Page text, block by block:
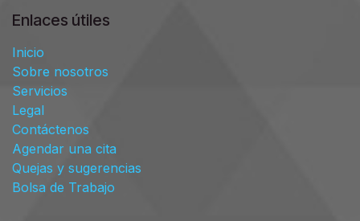
Enlaces útiles
Inicio
Sobre nosotros
Servicios
Legal
Contáctenos
Agendar una cita
Quejas y sugerencias
Bolsa de Trabajo